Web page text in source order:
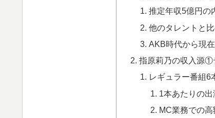
推定年収5億円の
他のタレントと
AKB時代から現
指原莉乃の収入源①
レギュラー番組6
1本あたりの
MC業務での